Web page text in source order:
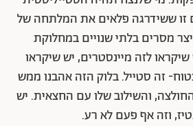
זו ששידרגה פלאים את המלתחה של
מסרים בלתי שנויים במחלוקת
לזה מיינסטרים, יש שיקראו
זה סטייל. בלוק הזה אהבנו ממש
והשילוב שלו עם החצאית. יש
וזה אף פעם לא רע.